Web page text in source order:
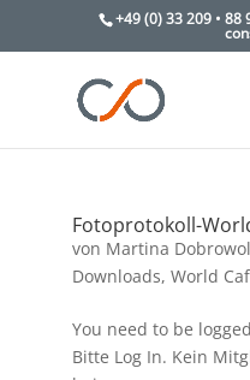
+49 (0) 33 209 • 88
Fotoprotokoll-
von Martina
Downloads, World
You need to be
Bitte Log In. Kein